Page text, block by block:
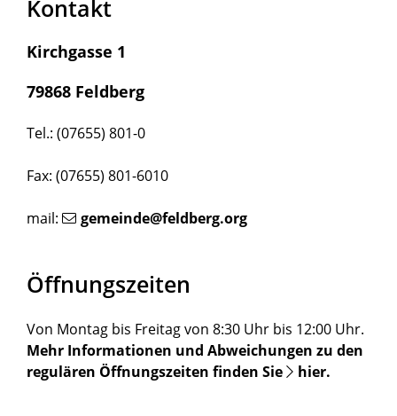
Kontakt
Kirchgasse 1
79868 Feldberg
Tel.: (07655) 801-0
Fax: (07655) 801-6010
mail: gemeinde@feldberg.org
Öffnungszeiten
Von Montag bis Freitag von 8:30 Uhr bis 12:00 Uhr.
Mehr Informationen und Abweichungen zu den
regulären Öffnungszeiten finden Sie
hier.